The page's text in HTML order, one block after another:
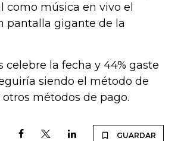
como música en vivo el
pantalla gigante de la
celebre la fecha y 44% gaste
siendo el método de
métodos de pago.
GUARDAR